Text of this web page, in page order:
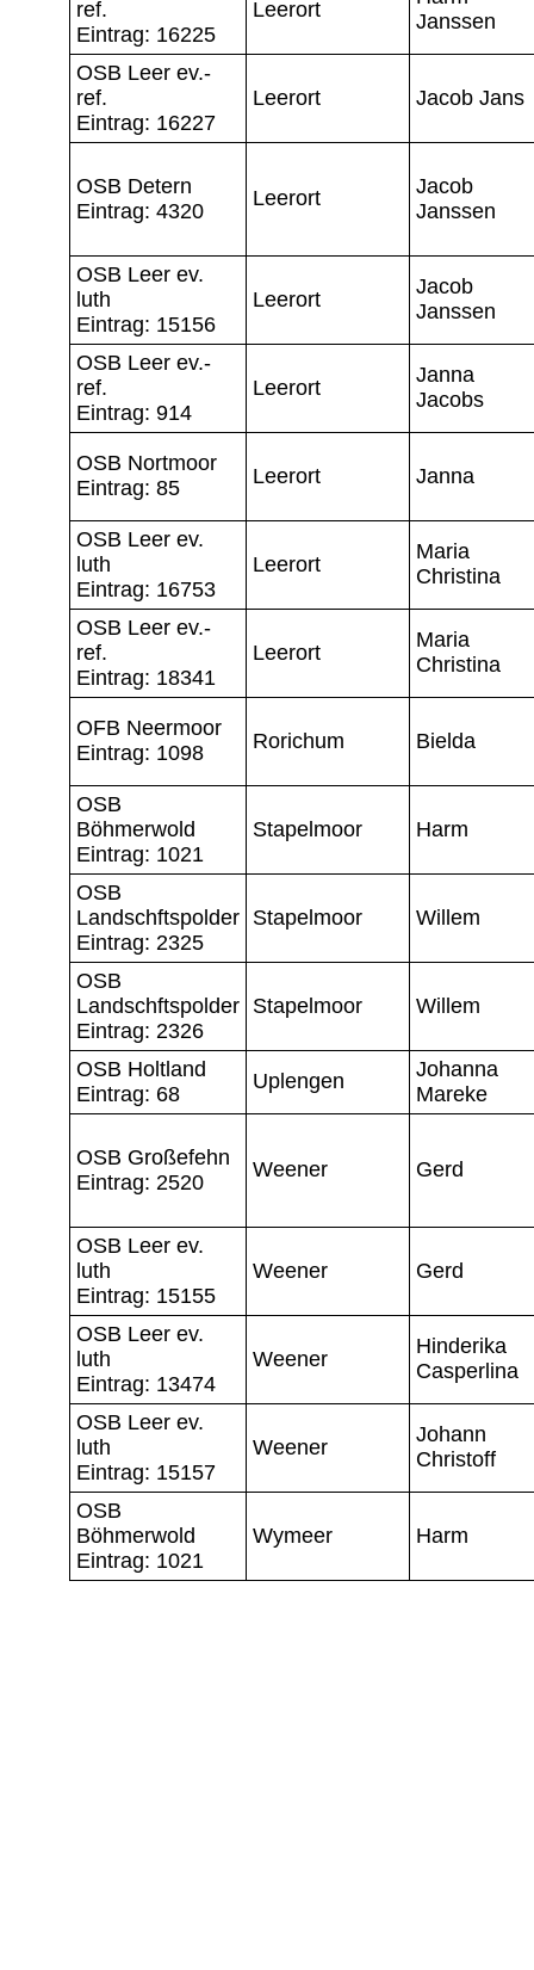
ref.
Eintrag: 16225
Leerort
Janssen
OSB Leer ev.-
ref.
Eintrag: 16227
Leerort Jacob Jans
OSB Detern
Eintrag: 4320
Leerort
Jacob
Janssen
OSB Leer ev.
luth
Eintrag: 15156
Leerort
Jacob
Janssen
OSB Leer ev.-
ref.
Eintrag: 914
Leerort
Janna
Jacobs
OSB Nortmoor
Eintrag: 85
Leerort Janna
OSB Leer ev.
luth
Eintrag: 16753
Leerort
Maria
Christina
OSB Leer ev.-
ref.
Eintrag: 18341
Leerort
Maria
Christina
OFB Neermoor
Eintrag: 1098
Rorichum Bielda
OSB
Böhmerwold
Eintrag: 1021
Stapelmoor Harm
OSB
Landschftspolder
Eintrag: 2325
Stapelmoor Willem
OSB
Landschftspolder
Eintrag: 2326
Stapelmoor Willem
OSB Holtland
Eintrag: 68
Uplengen
Johanna
Mareke
OSB Großefehn
Eintrag: 2520
Weener Gerd
OSB Leer ev.
luth
Eintrag: 15155
Weener Gerd
OSB Leer ev.
luth
Eintrag: 13474
Weener
Hinderika
Casperlina
OSB Leer ev.
luth
Eintrag: 15157
Weener
Johann
Christoff
OSB
Böhmerwold
Eintrag: 1021
Wymeer Harm